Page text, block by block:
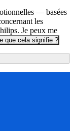
— basées
les
Je peux me
que cela signifie ?